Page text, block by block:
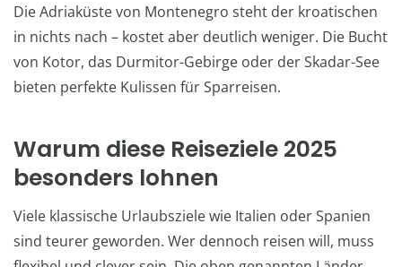
Die Adriaküste von Montenegro steht der kroatischen
in nichts nach – kostet aber deutlich weniger. Die Bucht
von Kotor, das Durmitor-Gebirge oder der Skadar-See
bieten perfekte Kulissen für Sparreisen.
Warum diese Reiseziele 2025
besonders lohnen
Viele klassische Urlaubsziele wie Italien oder Spanien
sind teurer geworden. Wer dennoch reisen will, muss